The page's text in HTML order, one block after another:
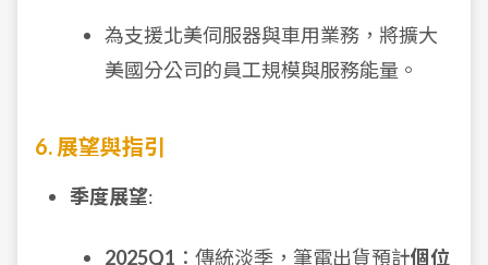
為支援北美伺服器與車用業務，將擴大
美國分公司的員工規模與服務能量。
6. 展望與指引
季度展望:
2025Q1 ：傳統淡季，筆電出貨預計個位